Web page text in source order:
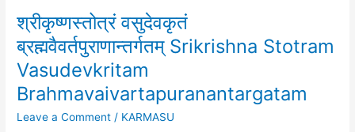
श्रीकृष्णस्तोत्रं वसुदेवकृतं
ब्रह्मवैवर्तपुराणान्तर्गतम् Srikrishna Stotram
Vasudevkritam
Brahmavaivartapuranantargatam
Leave a Comment / KARMASU
श्रीकृष्णस्तोत्रं
वसुदेवकृतं
ब्रह्मवैवर्तपुराणान्तर्गतम्
Srikrishna
Stotram
Brahmavaivartapuranantargatam